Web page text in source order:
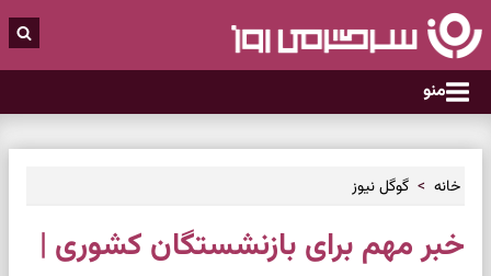
منو
خانه گوگل نیوز
خبر مهم برای بازنشستگان کشوری |